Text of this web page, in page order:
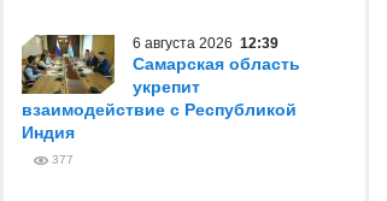
6 августа 2026 12:39
Самарская область
укрепит
взаимодействие с Республикой
Индия
377